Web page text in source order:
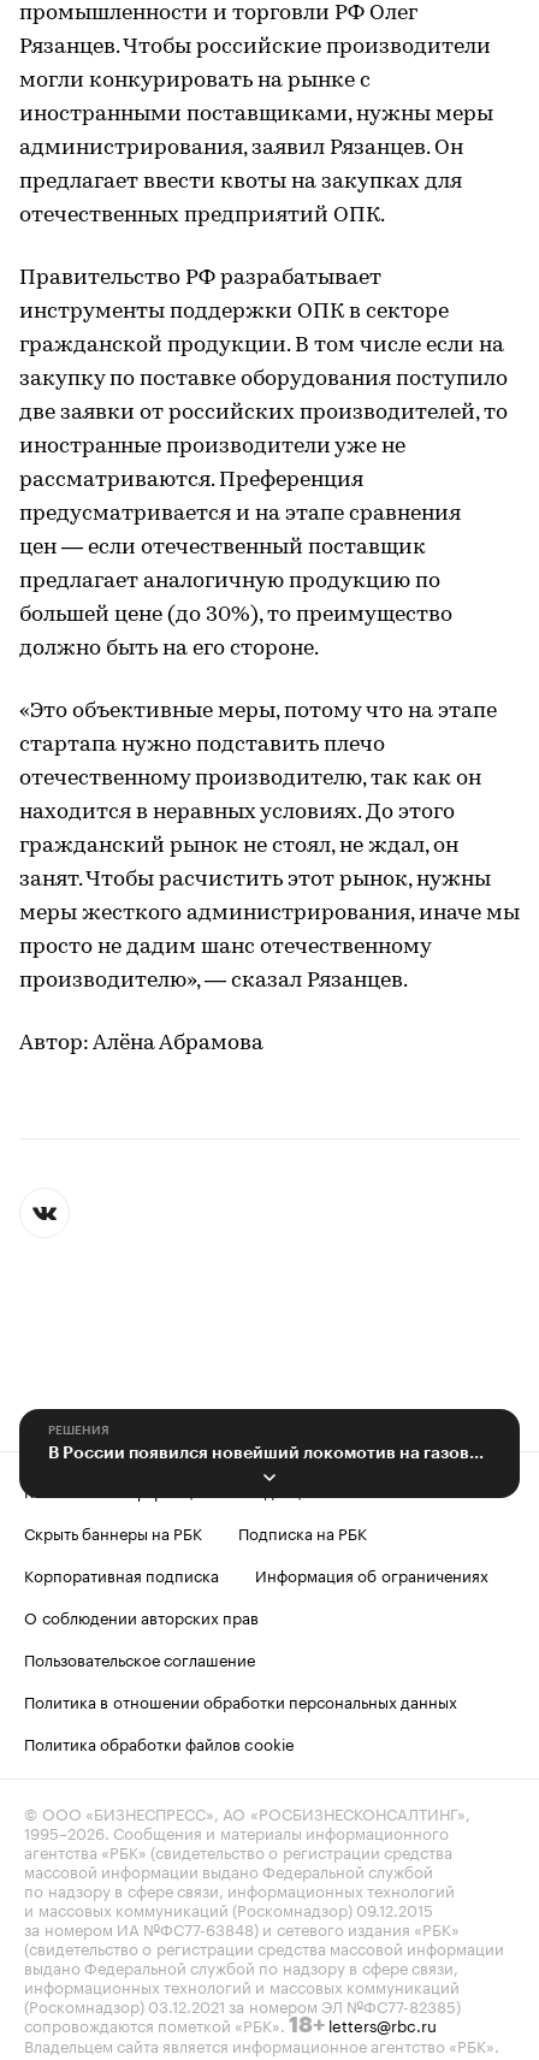
промышленности и торговли РФ Олег
Рязанцев. Чтобы российские производители
могли конкурировать на рынке с
иностранными поставщиками, нужны меры
администрирования, заявил Рязанцев. Он
предлагает ввести квоты на закупках для
отечественных предприятий ОПК.
Правительство РФ разрабатывает
инструменты поддержки ОПК в секторе
гражданской продукции. В том числе если на
закупку по поставке оборудования поступило
две заявки от российских производителей, то
иностранные производители уже не
рассматриваются. Преференция
предусматривается и на этапе сравнения
цен — если отечественный поставщик
предлагает аналогичную продукцию по
большей цене (до 30%), то преимущество
должно быть на его стороне.
«Это объективные меры, потому что на этапе
стартапа нужно подставить плечо
отечественному производителю, так как он
находится в неравных условиях. До этого
гражданский рынок не стоял, не ждал, он
занят. Чтобы расчистить этот рынок, нужны
меры жесткого администрирования, иначе мы
просто не дадим шанс отечественному
производителю», — сказал Рязанцев.
Автор: Алёна Абрамова
РЕШЕНИЯ
Контактная информация
Редакция
Скрыть баннеры на РБК
Подписка на РБК
Корпоративная подписка
Информация об ограничениях
О соблюдении авторских прав
Пользовательское соглашение
Политика в отношении обработки персональных данных
Политика обработки файлов cookie
© ООО «БИЗНЕСПРЕСС», АО «РОСБИЗНЕСКОНСАЛТИНГ»,
1995–2026 . Сообщения и материалы информационного
агентства «РБК» (свидетельство о регистрации средства
массовой информации выдано Федеральной службой
по надзору в сфере связи, информационных технологий
и массовых коммуникаций (Роскомнадзор) 09.12.2015
за номером ИА №ФС77-63848) и сетевого издания «РБК»
(свидетельство о регистрации средства массовой информации
выдано Федеральной службой по надзору в сфере связи,
информационных технологий и массовых коммуникаций
(Роскомнадзор) 03.12.2021 за номером ЭЛ №ФС77-82385)
сопровождаются пометкой «РБК». 18+ letters@rbc.ru
Владельцем сайта является информационное агентство «РБК».